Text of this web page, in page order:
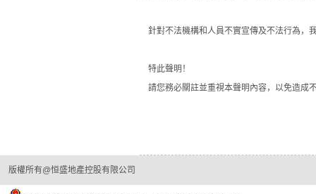
針對不法機構和人員不實宣傳及不法行為，
特此聲明！
請您務必關註並重視本聲明內容，以免造成
版權所有@恒盛地產控股有限公司